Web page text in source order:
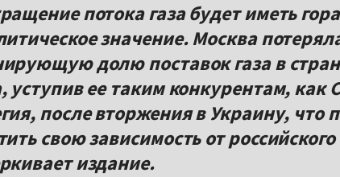
потока газа будет иметь
значение. Москва
долю поставок газа в
уступив ее таким конкурентам, как
после вторжения в Украину, что
свою зависимость от российского
издание.